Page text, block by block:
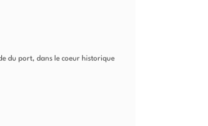
du port, dans le coeur historique